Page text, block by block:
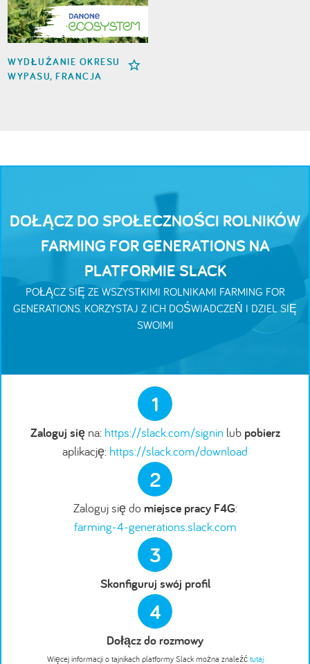
WYDŁUŻANIE OKRESU
WYPASU, FRANCJA
DOŁĄCZ DO SPOŁECZNOŚCI ROLNIKÓW
FARMING FOR GENERATIONS NA
PLATFORMIE SLACK
POŁĄCZ SIĘ ZE WSZYSTKIMI ROLNIKAMI FARMING FOR
GENERATIONS. KORZYSTAJ Z ICH DOŚWIADCZEŃ I DZIEL SIĘ
SWOIMI
1
Zaloguj sięna: https://slack.com/signin lub pobierz
aplikację: https://slack.com/download
2
Zaloguj się do miejsce pracy F4G:
farming-4-generations.slack.com
3
Skonfiguruj swój profil
4
Dołącz do rozmowy
Więcej informacji o tajnikach platformy Slack można znaleźć tutaj